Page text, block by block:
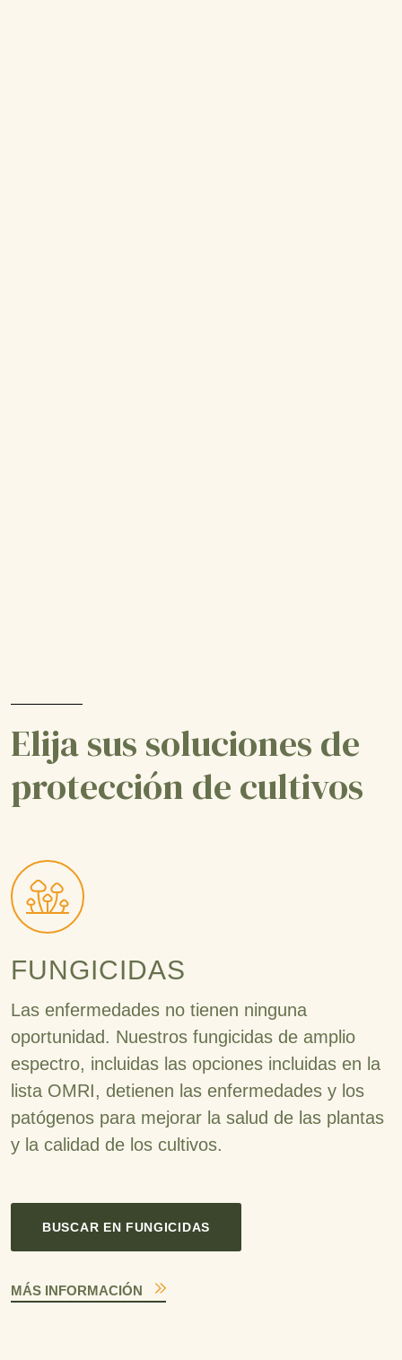
Elija sus soluciones de
protección de cultivos
FUNGICIDAS
Las enfermedades no tienen ninguna
oportunidad. Nuestros fungicidas de amplio
espectro, incluidas las opciones incluidas en la
lista OMRI, detienen las enfermedades y los
patógenos para mejorar la salud de las plantas
y la calidad de los cultivos.
BUSCAR EN FUNGICIDAS
MÁS INFORMACIÓN